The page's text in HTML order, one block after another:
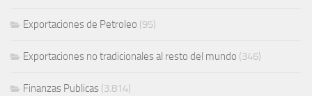
Exportaciones de Petroleo (95)
Exportaciones no tradicionales al resto del mundo (346)
Finanzas Publicas (3.814)